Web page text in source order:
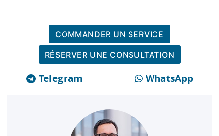
COMMANDER UN SERVICE
RÉSERVER UNE CONSULTATION
Telegram WhatsApp